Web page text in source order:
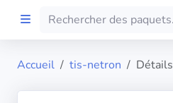
Accueil tis-netron Détails